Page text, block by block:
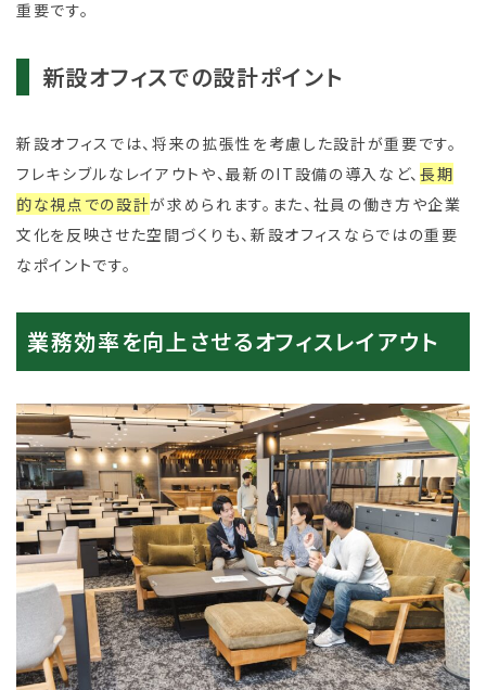
重要です。
新設オフィスでの設計ポイント
新設オフィスでは、将来の拡張性を考慮した設計が重要です。
フレキシブルなレイアウトや、最新のIT設備の導入など、長期
的な視点での設計が求められます。また、社員の働き方や企業
文化を反映させた空間づくりも、新設オフィスならではの重要
なポイントです。
業務効率を向上させるオフィスレイアウト